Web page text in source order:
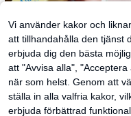
52 kr 28 kr
Vi använder kakor och
att tillhandahålla den tjänst
erbjuda dig den bästa
att "Avvisa alla",
när som helst. Genom att
ställa in alla valfria kakor,
erbjuda förbättrad